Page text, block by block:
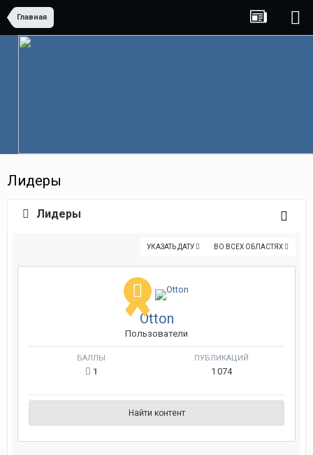
Главная
Лидеры
Лидеры
ВО ВСЕХ ОБЛАСТЯХ
УКАЗАТЬ ДАТУ
Otton
Пользователи
БАЛЛЫ
1
ПУБЛИКАЦИЙ
1 074
Найти контент